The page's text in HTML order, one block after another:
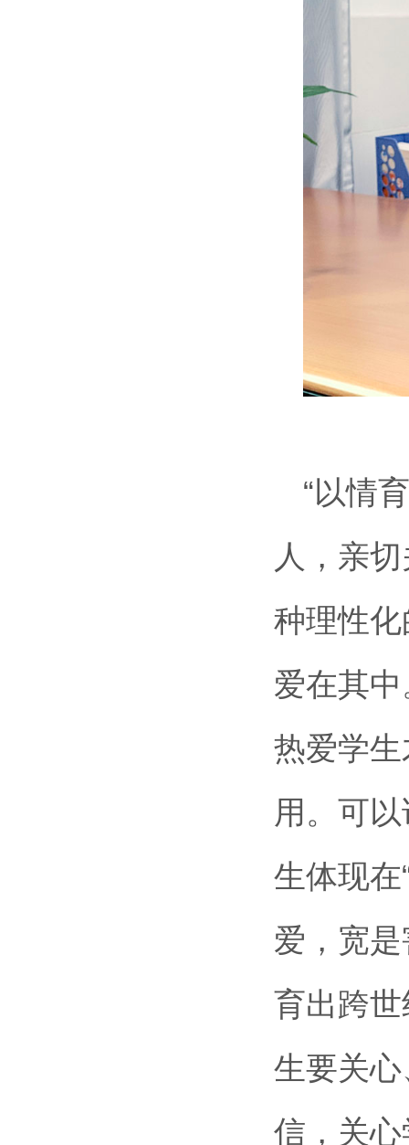
“以情
人，亲
种理性
爱在其
热爱学
用。可以
生体现在
爱，宽
育出跨
生要关
信，关